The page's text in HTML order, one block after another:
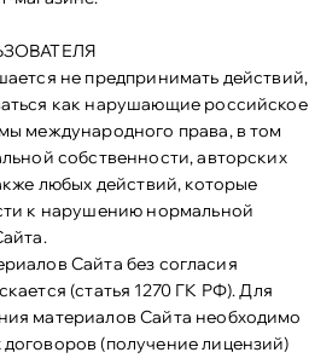
не предпринимать действий,
как нарушающие российское
международного права, в том
собственности, авторских
любых действий, которые
к нарушению нормальной
Сайта без согласия
(статья 1270 ГК РФ). Для
материалов Сайта необходимо
(получение лицензий)